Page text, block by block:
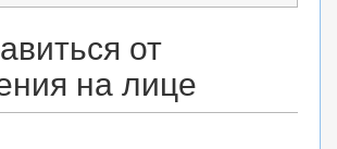
от
на лице